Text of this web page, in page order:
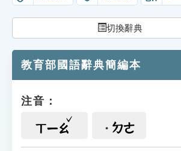
索引選單
單字索引
遊戲專區
切換辭典
教育部國語辭典簡編本
注音：
ㄒㄧㄠ ㄉㄜ